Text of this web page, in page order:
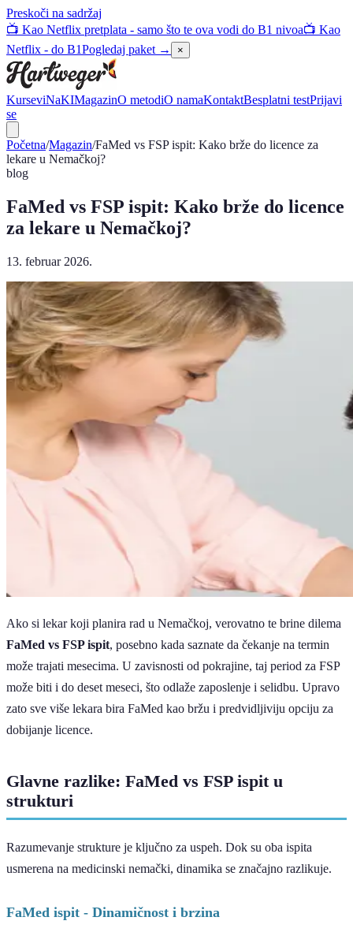
Preskoči na sadržaj
📺 Kao Netflix pretplata - samo što te ova vodi do B1 nivoa📺 Kao
Netflix - do B1Pogledaj paket → ×
KurseviNaKIMagazinO metodiO namaKontaktBesplatni testPrijavi
se
Početna/Magazin/FaMed vs FSP ispit: Kako brže do licence za
lekare u Nemačkoj?
blog
FaMed vs FSP ispit: Kako brže do licence
za lekare u Nemačkoj?
13. februar 2026.
Ako si lekar koji planira rad u Nemačkoj, verovatno te brine dilema
FaMed vs FSP ispit, posebno kada saznate da čekanje na termin
može trajati mesecima. U zavisnosti od pokrajine, taj period za FSP
može biti i do deset meseci, što odlaže zaposlenje i selidbu. Upravo
zato sve više lekara bira FaMed kao bržu i predvidljiviju opciju za
dobijanje licence.
Glavne razlike: FaMed vs FSP ispit u
strukturi
Razumevanje strukture je ključno za uspeh. Dok su oba ispita
usmerena na medicinski nemački, dinamika se značajno razlikuje.
FaMed ispit - Dinamičnost i brzina